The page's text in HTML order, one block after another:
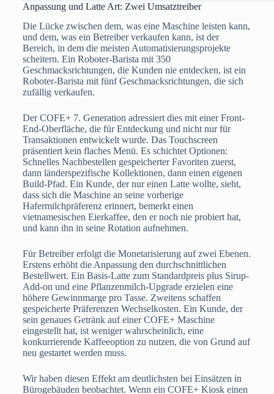
Anpassung und Latte Art: Zwei Umsatztreiber
Die Lücke zwischen dem, was eine Maschine leisten kann,
und dem, was ein Betreiber verkaufen kann, ist der
Bereich, in dem die meisten Automatisierungsprojekte
scheitern. Ein Roboter-Barista mit 350
Geschmacksrichtungen, die Kunden nie entdecken, ist ein
Roboter-Barista mit fünf Geschmacksrichtungen, die sich
zufällig verkaufen.
Der COFE+ 7. Generation adressiert dies mit einer Front-
End-Oberfläche, die für Entdeckung und nicht nur für
Transaktionen entwickelt wurde. Das Touchscreen
präsentiert kein flaches Menü. Es schichtet Optionen:
Schnelles Nachbestellen gespeicherter Favoriten zuerst,
dann länderspezifische Kollektionen, dann einen eigenen
Build-Pfad. Ein Kunde, der nur einen Latte wollte, sieht,
dass sich die Maschine an seine vorherige
Hafermilchpräferenz erinnert, bemerkt einen
vietnamesischen Eierkaffee, den er noch nie probiert hat,
und kann ihn in seine Rotation aufnehmen.
Für Betreiber erfolgt die Monetarisierung auf zwei Ebenen.
Erstens erhöht die Anpassung den durchschnittlichen
Bestellwert. Ein Basis-Latte zum Standardpreis plus Sirup-
Add-on und eine Pflanzenmilch-Upgrade erzielen eine
höhere Gewinnmarge pro Tasse. Zweitens schaffen
gespeicherte Präferenzen Wechselkosten. Ein Kunde, der
sein genaues Getränk auf einer COFE+ Maschine
eingestellt hat, ist weniger wahrscheinlich, eine
konkurrierende Kaffeeoption zu nutzen, die von Grund auf
neu gestartet werden muss.
Wir haben diesen Effekt am deutlichsten bei Einsätzen in
Bürogebäuden beobachtet. Wenn ein COFE+ Kiosk einen